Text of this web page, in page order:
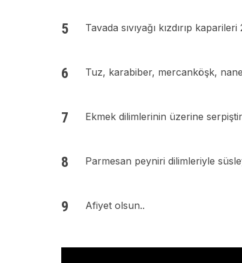
Tavada sıvıyağı kızdırıp
Tuz, karabiber, mercanköşk,
Ekmek dilimlerinin üzerine
Parmesan peyniri dilimleriyle
Afiyet olsun..